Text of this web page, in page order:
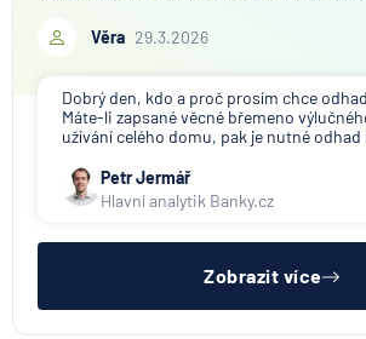
Věra 29.3.2026
Dobrý den, kdo a proč prosím chce
Máte-li zapsané věcné břemeno
užívání celého domu, pak je nutné
Petr Jermář
Hlavní analytik Banky.cz
Zobrazit více